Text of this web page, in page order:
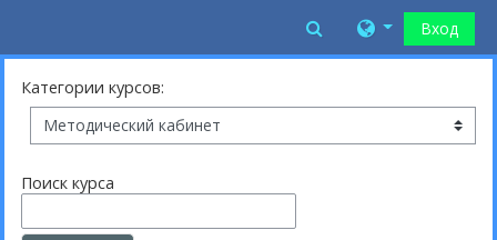
Toggle search
Вход
Категории курсов:
Поиск курса